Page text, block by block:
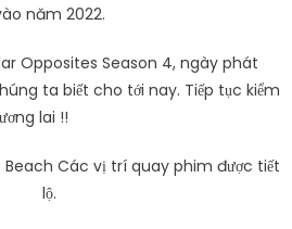
năm 2022.
Opposites Season 4, ngày phát
ta biết cho tới nay. Tiếp tục kiểm
lai !!
Các vị trí quay phim được tiết
lộ.